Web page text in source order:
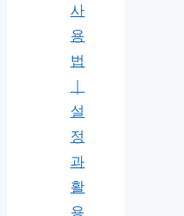
사
용
법
설
정
과
활
용